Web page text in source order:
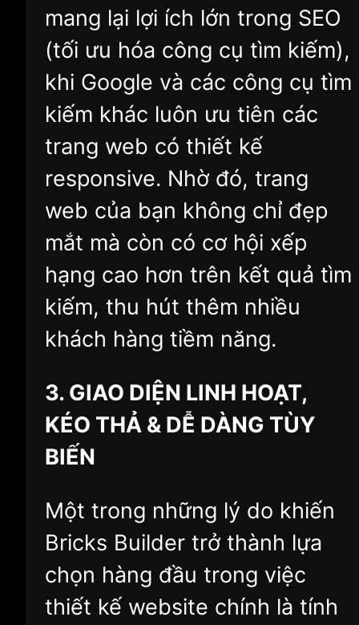
mang lại lợi ích lớn trong SEO
(tối ưu hóa công cụ tìm kiếm),
khi Google và các công cụ tìm
kiếm khác luôn ưu tiên các
trang web có thiết kế
responsive. Nhờ đó, trang
web của bạn không chỉ đẹp
mắt mà còn có cơ hội xếp
hạng cao hơn trên kết quả tìm
kiếm, thu hút thêm nhiều
khách hàng tiềm năng.
3. GIAO DIỆN LINH HOẠT,
KÉO THẢ & DỄ DÀNG TÙY
BIẾN
Một trong những lý do khiến
Bricks Builder trở thành lựa
chọn hàng đầu trong việc
thiết kế website chính là tính